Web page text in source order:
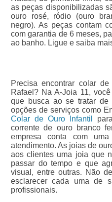
as peças disponibilizadas
ouro rosé, ródio (ouro
negro). As peças contam
com garantia de 6 meses,
ao banho. Ligue e saiba
Precisa encontrar colar
Rafael? Na A-Joia 11,
que busca ao se tratar de
opções de serviços como
Colar de Ouro Infantil
corrente de ouro branco
empresa conta com
atendimento. As joias de
aos clientes uma joia que
passar do tempo e que
visual, entre outras. Não
esclarecer cada uma de
profissionais.